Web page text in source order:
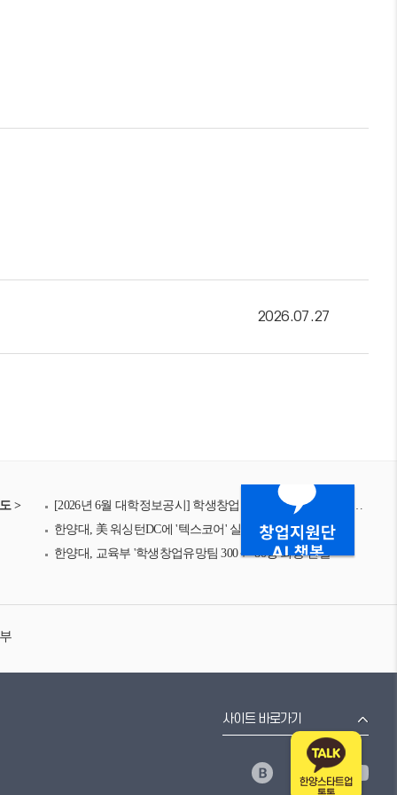
2026.07.27
>
[2026년 6월 대학정보공시] 학생창업 매출 683억 중 61%가 한양대·인천대… 매출 쌍끌이
한양대, 美 워싱턴DC에 '텍스코어' 실험실창업탐색팀 파견
한양대, 교육부 '학생창업유망팀 300＋' 80명 최종 진출
사이트 바로가기